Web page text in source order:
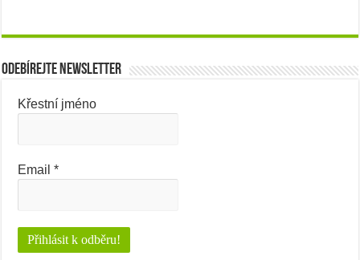
Odebírejte newsletter
Křestní jméno
Email*